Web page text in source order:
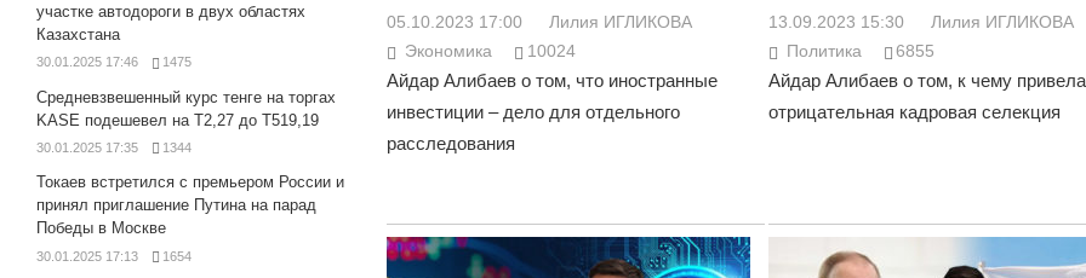
05.10.2023 17:00
Лилия ИГЛИКОВА
Экономика
10024
Айдар Алибаев о том, что иностранные
инвестиции – дело для отдельного
расследования
13.09.2023 15:30
Лилия ИГЛИКОВА
Политика
6855
Айдар Алибаев о том, к чему привела
отрицательная кадровая селекция
участке автодороги в двух областях
Казахстана
30.01.2025 17:46 1475
Средневзвешенный курс тенге на торгах
KASE подешевел на Т2,27 до Т519,19
30.01.2025 17:35 1344
Токаев встретился с премьером России и
принял приглашение Путина на парад
Победы в Москве
30.01.2025 17:13 1654